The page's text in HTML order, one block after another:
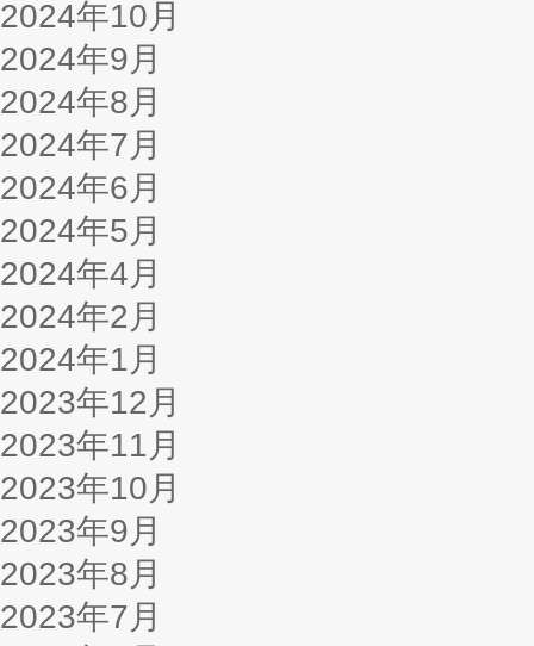
2024年10月
2024年9月
2024年8月
2024年7月
2024年6月
2024年5月
2024年4月
2024年2月
2024年1月
2023年12月
2023年11月
2023年10月
2023年9月
2023年8月
2023年7月